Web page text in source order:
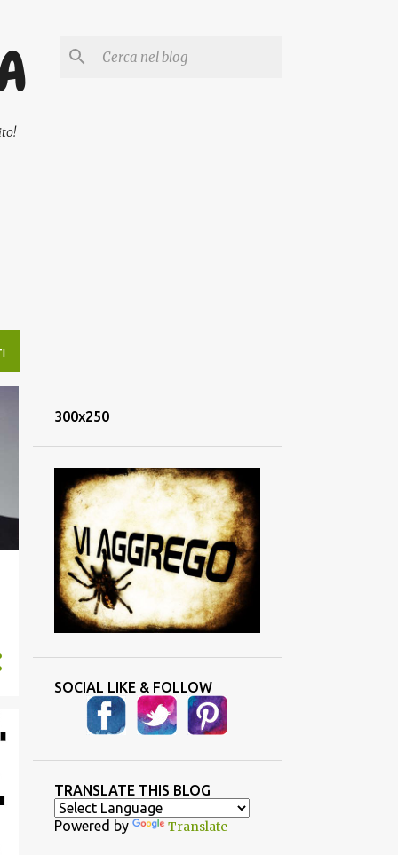
300x250
SOCIAL LIKE & FOLLOW
TRANSLATE THIS BLOG
Powered by Translate